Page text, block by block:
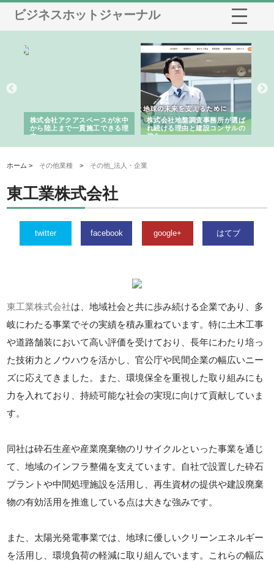
ビジネスホットジャーナル
株式会社アクアスペースが水中
から陸上まで一貫施工できる理
由
株式会社地盤調査事務所が選ば
れ続ける理由と建設コンサルの
強み
ホーム > その他業種 > その他_法人・企業
東工業株式会社
twitter facebook google+ はてブ
東工業株式会社は、地域社会と共に歩み続ける企業であり、多
岐にわたる事業でその実績を積み重ねています。特に土木工事
や道路舗装において高い評価を受けており、長年にわたり培っ
た技術力とノウハウを活かし、官公庁や民間企業の幅広いニー
ズに応えてきました。また、環境保全を重視した取り組みにも
力を入れており、持続可能な社会の実現に向けて貢献していま
す。
同社は砕石生産や産業廃棄物のリサイクルといった事業を通じ
て、地域のインフラ整備を支えています。自社で設置した砕石
プラントや中間処理施設を活用し、再生資材の提供や建設廃棄
物の有効活用を推進している点は大きな強みです。
また、太陽光発電事業では、地球に優しいクリーンエネルギー
を活用し、環境負荷の軽減に取り組んでいます。これらの幅広